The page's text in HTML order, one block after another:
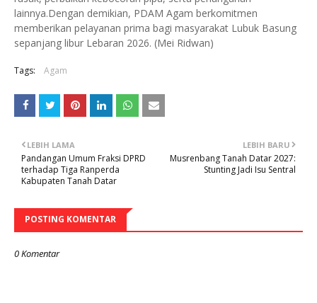
lainnya.Dengan demikian, PDAM Agam berkomitmen
memberikan pelayanan prima bagi masyarakat Lubuk Basung
sepanjang libur Lebaran 2026. (Mei Ridwan)
Tags: Agam
LEBIH BARU
Musrenbang Tanah Datar 2027:
Stunting Jadi Isu Sentral
LEBIH LAMA
Pandangan Umum Fraksi DPRD
terhadap Tiga Ranperda
Kabupaten Tanah Datar
POSTING KOMENTAR
0 Komentar